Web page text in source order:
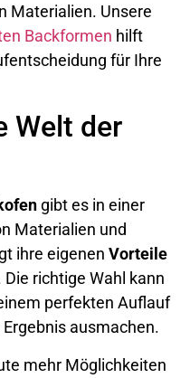
Materialien. Unsere
Backformen hilft
für Ihre
Welt der
gibt es in einer
Materialien und
ihre eigenen Vorteile
Die richtige Wahl kann
perfekten Auflauf
ausmachen.
mehr Möglichkeiten